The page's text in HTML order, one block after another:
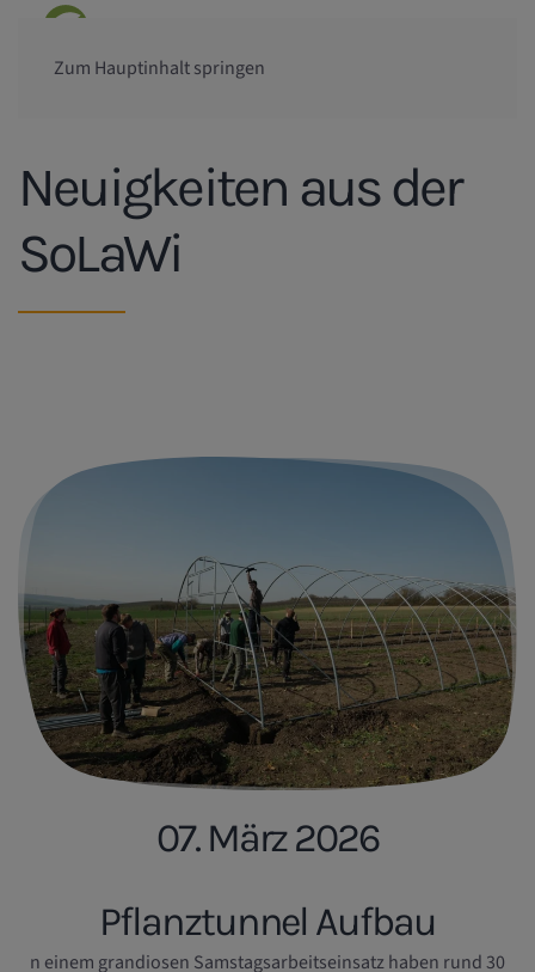
Zum Hauptinhalt springen
Neuigkeiten aus der
SoLaWi
07. März 2026
Pflanztunnel Aufbau
n einem grandiosen Samstagsarbeitseinsatz haben rund 30